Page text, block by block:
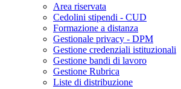
Area riservata
Cedolini stipendi - CUD
Formazione a distanza
Gestionale privacy - DPM
Gestione credenziali istituzionali
Gestione bandi di lavoro
Gestione Rubrica
Liste di distribuzione